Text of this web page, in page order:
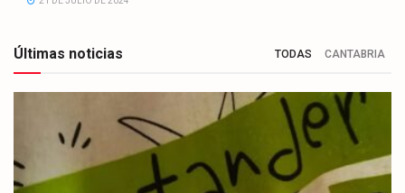
Últimas noticias TODAS CANTABRIA